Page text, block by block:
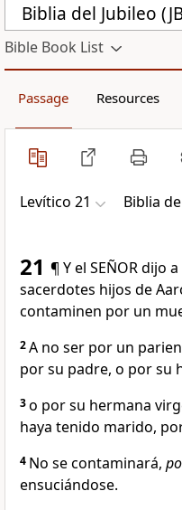
Biblia del Jubileo
Bible Book List
Passage Resources
Levítico 21 Biblia
21 ¶ Y el SEÑOR dijo
sacerdotes hijos de
contaminen por un
2A no ser por un
por su padre, o por su
3o por su hermana
haya tenido marido,
4 No se contaminará,
ensuciándose.